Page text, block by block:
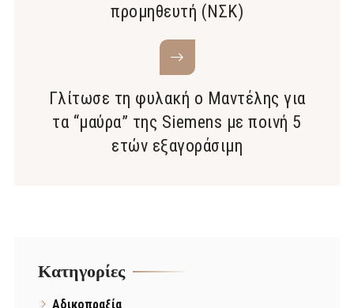
προμηθευτή (ΝΣΚ)
Γλίτωσε τη φυλακή ο Μαντέλης για
τα “μαύρα” της Siemens με ποινή 5
ετών εξαγοράσιμη
Kατηγορίες
Αδικοπραξία